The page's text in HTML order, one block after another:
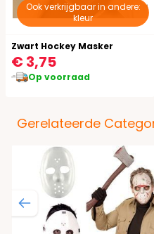
Ook verkrijgbaar in andere:
kleur
Zwart Hockey Masker
€ 3,75
Op voorraad
Gerelateerde